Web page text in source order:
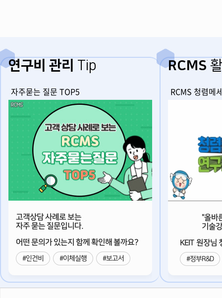
연구비 관리 Tip
자주묻는 질문 TOP5
고객상담 사례로 보는
자주 묻는 질문입니다.
어떤 문의가 있는지 함께 확인해 볼까요?
#인건비 #이체실행 #보고서
RCMS
RCMS 청렴메
"올바
기술
KEIT 원장님
#정부R&D